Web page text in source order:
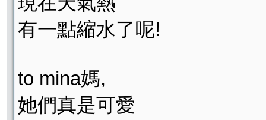
有一點縮水了呢!
to mina媽,
她們真是可愛